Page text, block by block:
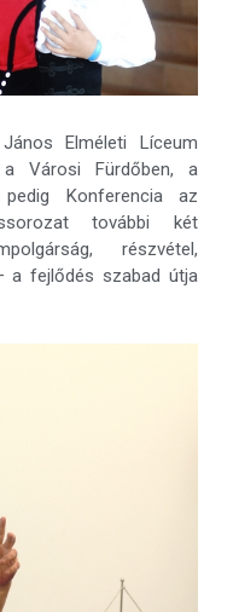
Elméleti Líceum
Városi Fürdőben, a
Konferencia az
további két
részvétel,
a fejlődés szabad útja